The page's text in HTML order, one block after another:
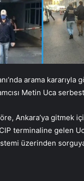
arama kararıyla
Metin Uca serbest
Ankara’ya gitmek
CIP terminaline gelen
üzerinden